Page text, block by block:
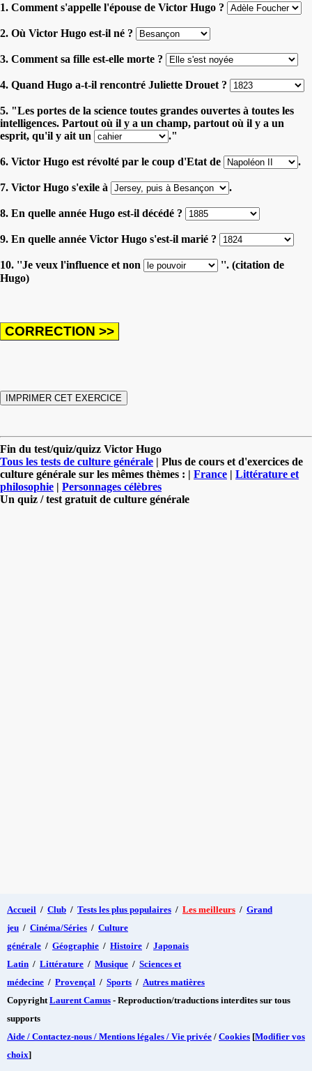
1. Comment s'appelle l'épouse de Victor Hugo ?
2. Où Victor Hugo est-il né ?
3. Comment sa fille est-elle morte ?
4. Quand Hugo a-t-il rencontré Juliette Drouet ?
5. "Les portes de la science toutes grandes ouvertes à toutes les
intelligences. Partout où il y a un champ, partout où il y a un
esprit, qu'il y ait un
."
6. Victor Hugo est révolté par le coup d'Etat de .
7. Victor Hugo s'exile à .
8. En quelle année Hugo est-il décédé ?
9. En quelle année Victor Hugo s'est-il marié ?
10. ''Je veux l'influence et non
''. (citation de
Hugo)
Fin du test/quiz/quizz Victor Hugo
Tous les tests de culture générale | Plus de cours et d'exercices de
culture générale sur les mêmes thèmes : | France | Littérature et
philosophie | Personnages célèbres
Un quiz / test gratuit de culture générale
Accueil / Club / Tests les plus populaires / Les meilleurs / Grand
jeu / Cinéma/Séries / Culture
générale / Géographie / Histoire / Japonais
Latin / Littérature / Musique / Sciences et
médecine / Provençal / Sports / Autres matières
Copyright Laurent Camus - Reproduction/traductions interdites sur tous
supports
Aide / Contactez-nous / Mentions légales / Vie privée / Cookies [Modifier vos
choix]